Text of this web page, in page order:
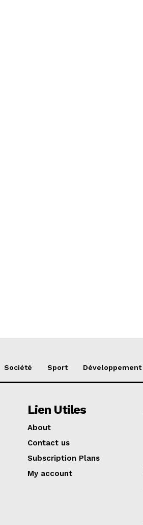
Société Sport Développement
Lien Utiles
About
Contact us
Subscription Plans
My account